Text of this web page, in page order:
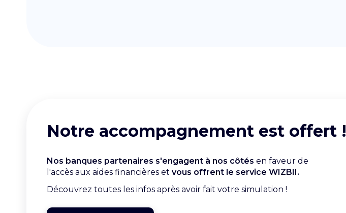
Notre accompagnement est offert !
Nos banques partenaires s'engagent à nos côtés en faveur de
l'accès aux aides financières et vous offrent le service WIZBII.
Découvrez toutes les infos après avoir fait votre simulation !